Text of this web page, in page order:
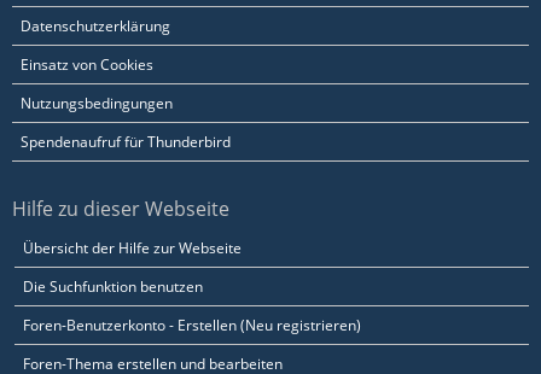
Datenschutzerklärung
Einsatz von Cookies
Nutzungsbedingungen
Spendenaufruf für Thunderbird
Hilfe zu dieser Webseite
Übersicht der Hilfe zur Webseite
Die Suchfunktion benutzen
Foren-Benutzerkonto - Erstellen (Neu registrieren)
Foren-Thema erstellen und bearbeiten